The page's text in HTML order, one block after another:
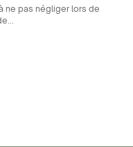
ne pas négliger lors de